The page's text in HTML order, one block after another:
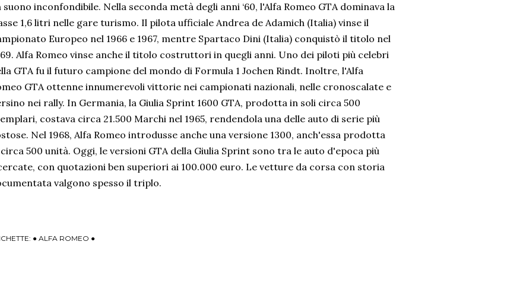
suono inconfondibile. Nella seconda metà degli anni ‘60, l'Alfa Romeo GTA dominava la
1,6 litri nelle gare turismo. Il pilota ufficiale Andrea de Adamich (Italia) vinse il
Europeo nel 1966 e 1967, mentre Spartaco Dini (Italia) conquistò il titolo nel
Alfa Romeo vinse anche il titolo costruttori in quegli anni. Uno dei piloti più celebri
GTA fu il futuro campione del mondo di Formula 1 Jochen Rindt. Inoltre, l'Alfa
GTA ottenne innumerevoli vittorie nei campionati nazionali, nelle cronoscalate e
nei rally. In Germania, la Giulia Sprint 1600 GTA, prodotta in soli circa 500
costava circa 21.500 Marchi nel 1965, rendendola una delle auto di serie più
Nel 1968, Alfa Romeo introdusse anche una versione 1300, anch'essa prodotta
500 unità. Oggi, le versioni GTA della Giulia Sprint sono tra le auto d'epoca più
con quotazioni ben superiori ai 100.000 euro. Le vetture da corsa con storia
valgono spesso il triplo.
● ALFA ROMEO ●